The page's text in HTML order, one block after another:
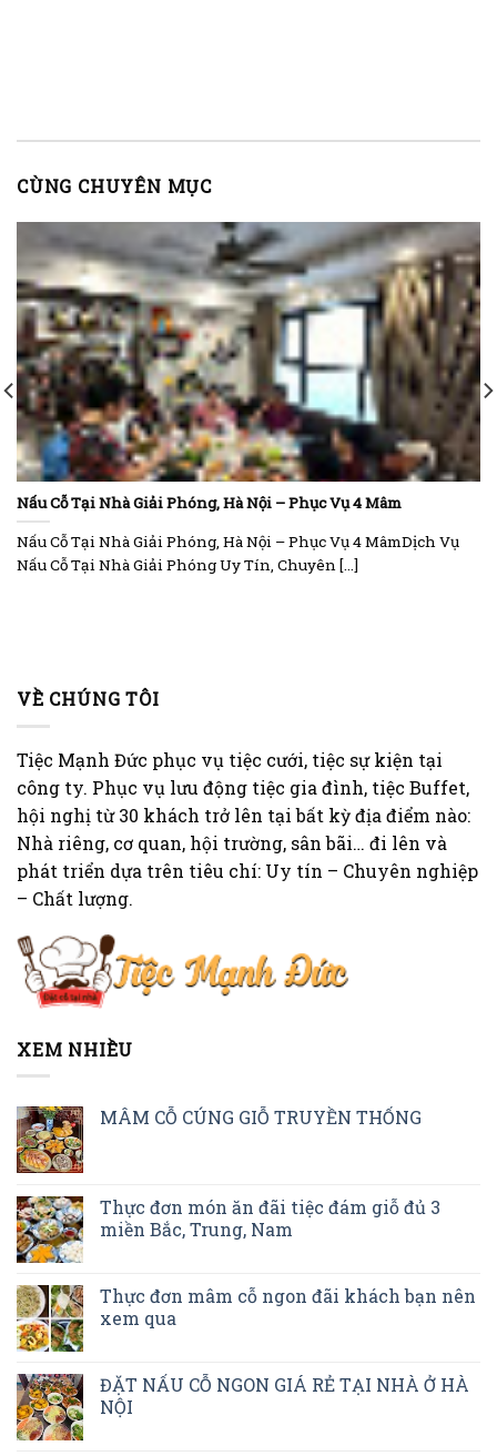
CÙNG CHUYÊN MỤC
Nấu Cỗ Tại Nhà Giải Phóng, Hà Nội – Phục Vụ 4 Mâm
Nấu Cỗ Tại Nhà Giải Phóng, Hà Nội – Phục Vụ 4 MâmDịch Vụ
Nấu Cỗ Tại Nhà Giải Phóng Uy Tín, Chuyên [...]
VỀ CHÚNG TÔI
Tiệc Mạnh Đức phục vụ tiệc cưới, tiệc sự kiện tại
công ty. Phục vụ lưu động tiệc gia đình, tiệc Buffet,
hội nghị từ 30 khách trở lên tại bất kỳ địa điểm nào:
Nhà riêng, cơ quan, hội trường, sân bãi… đi lên và
phát triển dựa trên tiêu chí: Uy tín – Chuyên nghiệp
– Chất lượng.
XEM NHIỀU
MÂM CỖ CÚNG GIỖ TRUYỀN THỐNG
Thực đơn món ăn đãi tiệc đám giỗ đủ 3
miền Bắc, Trung, Nam
Thực đơn mâm cỗ ngon đãi khách bạn nên
xem qua
ĐẶT NẤU CỖ NGON GIÁ RẺ TẠI NHÀ Ở HÀ
NỘI